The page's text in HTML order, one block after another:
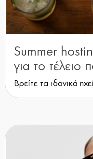
Summer
για το τέλειο
Βρείτε τα ιδανικά